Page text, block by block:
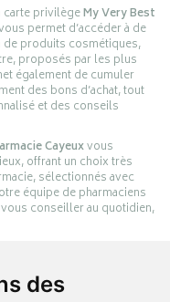
des
carte privilègeMy Very Best
permet d’accéder à de
produits cosmétiques,
proposés par les plus
également de cumuler
des bons d’achat, tout
et des conseils
Cayeuxvous
offrant un choix très
sélectionnés avec
équipe de pharmaciens
conseiller au quotidien,
Fliers.